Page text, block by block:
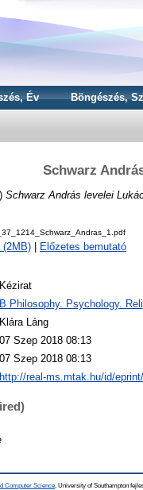
Év Böngészés,
Schwarz
Schwarz András levelei
(2MB) Előzetes bemutató
Kézirat
B Philosophy. Psychology.
Klára Láng
07 Szep 2018 08:13
07 Szep 2018 08:13
http://real-ms.mtak.hu/id/
Computer Science , University of Southampton